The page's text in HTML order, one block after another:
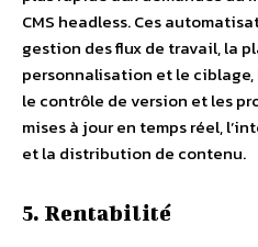
CMS headless. Ces
gestion des flux de travail, la
personnalisation et le
le contrôle de version et les
mises à jour en temps réel,
et la distribution de contenu.
5. Rentabilité